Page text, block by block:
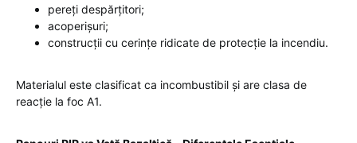
pereți despărțitori;
acoperișuri;
construcții cu cerințe ridicate de protecție la incendiu.
Materialul este clasificat ca incombustibil și are clasa de
reacție la foc A1.